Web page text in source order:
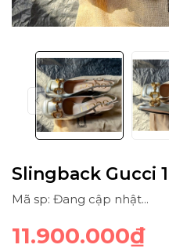
Slingback Gucci
Mã sp: Đang cập nhật...
11.900.000₫